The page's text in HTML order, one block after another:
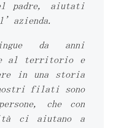
padre, aiutati
da anni
al territorio e
in una storia
filati sono
che con
ci aiutano a